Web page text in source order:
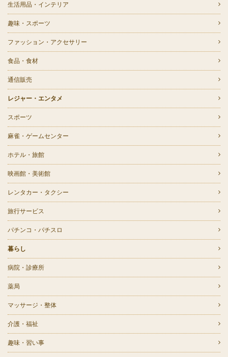
生活用品・インテリア
趣味・スポーツ
ファッション・アクセサリー
食品・食材
通信販売
レジャー・エンタメ
スポーツ
麻雀・ゲームセンター
ホテル・旅館
映画館・美術館
レンタカー・タクシー
旅行サービス
パチンコ・パチスロ
暮らし
病院・診療所
薬局
マッサージ・整体
介護・福祉
趣味・習い事